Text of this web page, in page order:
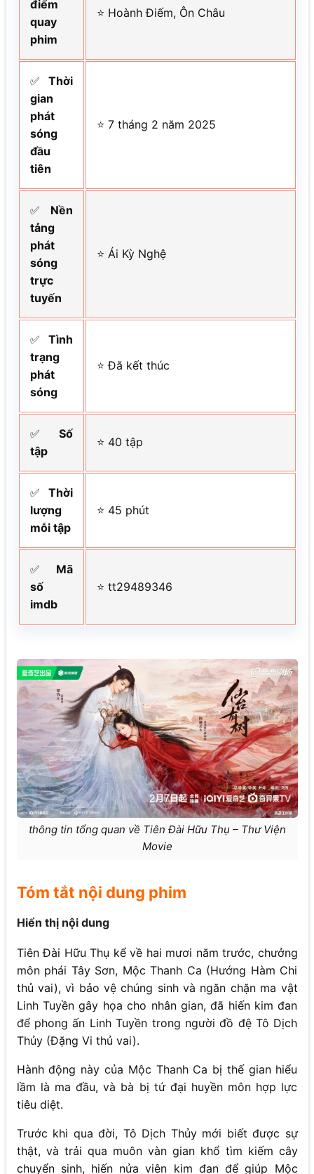
điểm
quay
phim
⭐ Hoành Điếm, Ôn Châu
✅ Thời
gian
phát
sóng
đầu
tiên
⭐ 7 tháng 2 năm 2025
✅ Nền
tảng
phát
sóng
trực
tuyến
⭐ Ái Kỳ Nghệ
✅ Tình
trạng
phát
sóng
⭐ Đã kết thúc
✅ Số
tập
⭐ 40 tập
✅ Thời
lượng
mỗi tập
⭐ 45 phút
✅ Mã
số
imdb
⭐ tt29489346
thông tin tổng quan về Tiên Đài Hữu Thụ – Thư Viện
Movie
Tóm tắt nội dung phim
Hiển thị nội dung
Tiên Đài Hữu Thụ kể về hai mươi năm trước, chưởng
môn phái Tây Sơn, Mộc Thanh Ca (Hướng Hàm Chi
thủ vai), vì bảo vệ chúng sinh và ngăn chặn ma vật
Linh Tuyền gây họa cho nhân gian, đã hiến kim đan
để phong ấn Linh Tuyền trong người đồ đệ Tô Dịch
Thủy (Đặng Vi thủ vai).
Hành động này của Mộc Thanh Ca bị thế gian hiểu
lầm là ma đầu, và bà bị tứ đại huyền môn hợp lực
tiêu diệt.
Trước khi qua đời, Tô Dịch Thủy mới biết được sự
thật, và trải qua muôn vàn gian khổ tìm kiếm cây
chuyển sinh, hiến nửa viên kim đan để giúp Mộc